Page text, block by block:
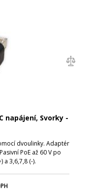
napájení, Svorky -
dvoulinky. Adaptér
PoE až 60 V po
a 3,6,7,8 (-).